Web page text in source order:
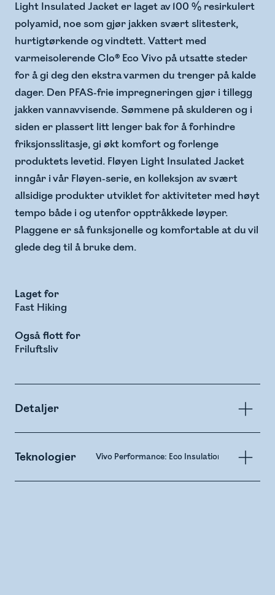
Light Insulated Jacket er laget av 100 % resirkulert
polyamid, noe som gjør jakken svært slitesterk,
hurtigtørkende og vindtett. Vattert med
varmeisolerende Clo® Eco Vivo på utsatte steder
for å gi deg den ekstra varmen du trenger på kalde
dager. Den PFAS-frie impregneringen gjør i tillegg
jakken vannavvisende. Sømmene på skulderen og i
siden er plassert litt lenger bak for å forhindre
friksjonsslitasje, gi økt komfort og forlenge
produktets levetid. Fløyen Light Insulated Jacket
inngår i vår Fløyen-serie, en kolleksjon av svært
allsidige produkter utviklet for aktiviteter med høyt
tempo både i og utenfor opptråkkede løyper.
Plaggene er så funksjonelle og komfortable at du vil
glede deg til å bruke dem.
Laget for
Fast Hiking
Også flott for
Friluftsliv
Detaljer
Teknologier Vivo Performance: Eco Insulation